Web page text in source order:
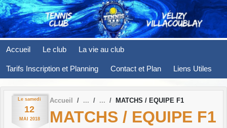
Accueil Le club La vie au club
Tarifs Inscription et Planning Contact et Plan Liens Utiles
Le samedi
12
MAI 2018
Accueil MATCHS / EQUIPE F1
MATCHS / EQUIPE F1
Panneau de gestion des cookies